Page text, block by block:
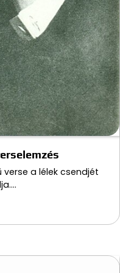
a lélek csendjét